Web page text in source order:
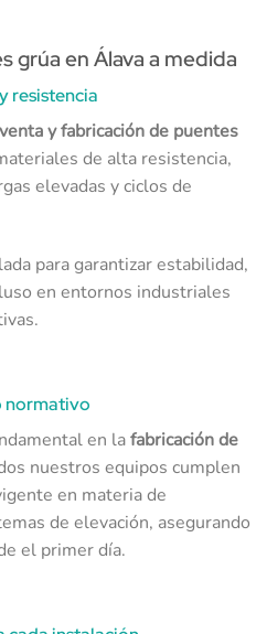
grúa en Álava a medida
resistencia
venta y fabricación de puentes
de alta resistencia,
elevadas y ciclos de
para garantizar estabilidad,
en entornos industriales
normativo
en lafabricación de
nuestros equipos cumplen
en materia de
de elevación, asegurando
el primer día.